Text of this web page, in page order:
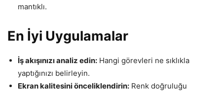
mantıklı.
En İyi Uygulamalar
İş akışınızı analiz edin: Hangi görevleri ne sıklıkla
yaptığınızı belirleyin.
Ekran kalitesini önceliklendirin: Renk doğruluğu